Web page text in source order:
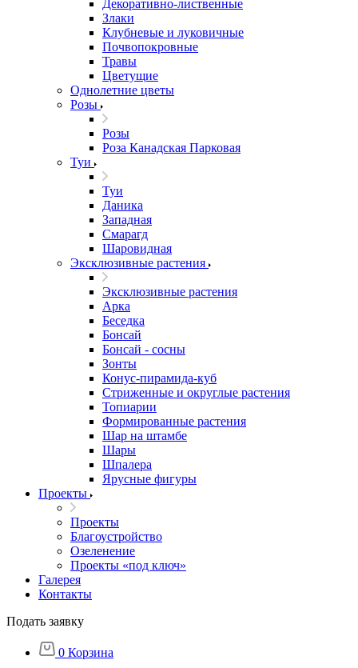
Декоративно-лиственные
Злаки
Клубневые и луковичные
Почвопокровные
Травы
Цветущие
Однолетние цветы
Розы
Розы
Роза Канадская Парковая
Туи
Туи
Даника
Западная
Смарагд
Шаровидная
Эксклюзивные растения
Эксклюзивные растения
Арка
Беседка
Бонсай
Бонсай - сосны
Зонты
Конус-пирамида-куб
Стриженные и округлые растения
Топиарии
Формированные растения
Шар на штамбе
Шары
Шпалера
Ярусные фигуры
Проекты
Проекты
Благоустройство
Озеленение
Проекты «под ключ»
Галерея
Контакты
Подать заявку
0 Корзина